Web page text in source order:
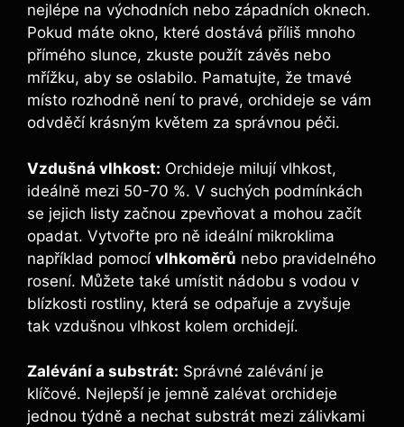
nejlépe na východních nebo západních oknech.
Pokud máte okno, které dostává příliš mnoho
přímého slunce, zkuste použít závěs nebo
mřížku, aby se oslabilo. Pamatujte, že tmavé
místo rozhodně není to pravé, orchideje se vám
odvděčí krásným květem za správnou péči.
Vzdušná vlhkost: Orchideje milují vlhkost,
ideálně mezi 50-70 %. V suchých podmínkách
se jejich listy začnou zpevňovat a mohou začít
opadat. Vytvořte pro ně ideální mikroklima
například pomocí vlhkoměrů nebo pravidelného
rosení. Můžete také umístit nádobu s vodou v
blízkosti rostliny, která se odpařuje a zvyšuje
tak vzdušnou vlhkost kolem orchidejí.
Zalévání a substrát: Správné zalévání je
klíčové. Nejlepší je jemně zalévat orchideje
jednou týdně a nechat substrát mezi zálivkami